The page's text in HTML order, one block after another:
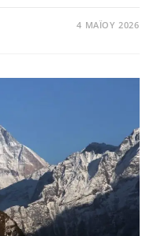
4 ΜΑΪ́ΟΥ 2026